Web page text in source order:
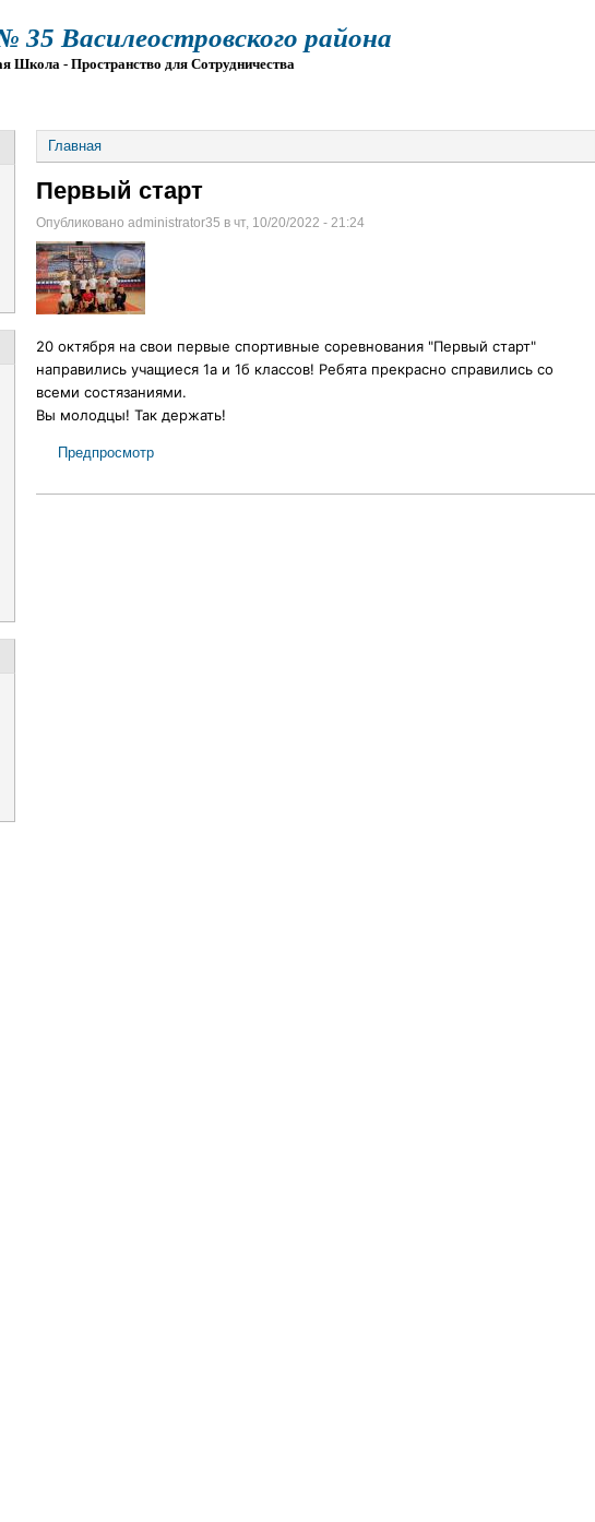
Василеостровского района
- Пространство для Сотрудничества
Главная
Первый старт
Опубликовано administrator35 в чт, 10/20/2022 - 21:24
20 октября на свои первые спортивные соревнования "Первый старт"
направились учащиеся 1а и 1б классов! Ребята прекрасно справились со
всеми состязаниями.
Вы молодцы! Так держать!
Предпросмотр